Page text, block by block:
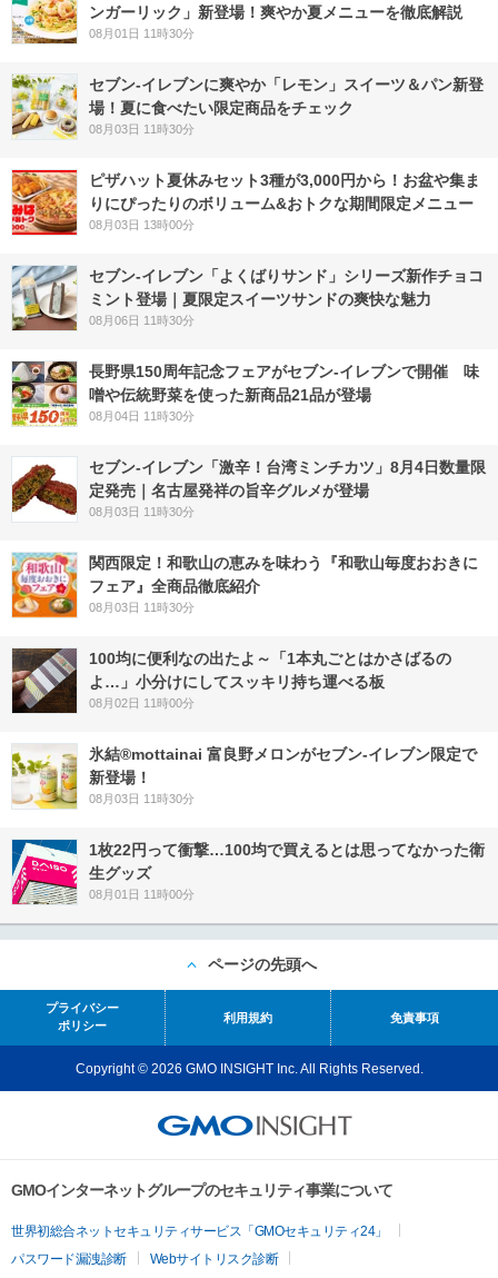
ンガーリック」新登場！爽やか夏メニューを徹底解説
08月01日 11時30分
セブン‐イレブンに爽やか「レモン」スイーツ＆パン新登
場！夏に食べたい限定商品をチェック
08月03日 11時30分
ピザハット夏休みセット3種が3,000円から！お盆や集ま
りにぴったりのボリューム&おトクな期間限定メニュー
08月03日 13時00分
セブン‐イレブン「よくばりサンド」シリーズ新作チョコ
ミント登場｜夏限定スイーツサンドの爽快な魅力
08月06日 11時30分
長野県150周年記念フェアがセブン-イレブンで開催 味
噌や伝統野菜を使った新商品21品が登場
08月04日 11時30分
セブン-イレブン「激辛！台湾ミンチカツ」8月4日数量限
定発売｜名古屋発祥の旨辛グルメが登場
08月03日 11時30分
関西限定！和歌山の恵みを味わう『和歌山毎度おおきに
フェア』全商品徹底紹介
08月03日 11時30分
100均に便利なの出たよ～「1本丸ごとはかさばるの
よ…」小分けにしてスッキリ持ち運べる板
08月02日 11時00分
氷結®mottainai 富良野メロンがセブン‐イレブン限定で
新登場！
08月03日 11時30分
1枚22円って衝撃…100均で買えるとは思ってなかった衛
生グッズ
08月01日 11時00分
ページの先頭へ
プライバシー
ポリシー
利用規約 免責事項
Copyright © 2026 GMO INSIGHT Inc. All Rights Reserved.
GMOインターネットグループのセキュリティ事業について
世界初総合ネットセキュリティサービス「GMOセキュリティ24」
パスワード漏洩診断
Webサイトリスク診断